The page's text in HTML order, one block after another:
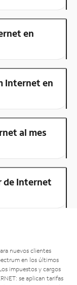
en
Internet en
al mes
de Internet
nuevos clientes
en los últimos
impuestos y cargos
se aplican tarifas